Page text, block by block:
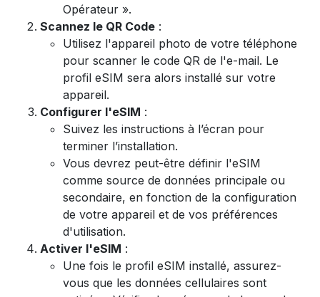
Opérateur ».
Scannez le QR Code :
Utilisez l'appareil photo de votre téléphone
pour scanner le code QR de l'e-mail. Le
profil eSIM sera alors installé sur votre
appareil.
Configurer l'eSIM :
Suivez les instructions à l’écran pour
terminer l’installation.
Vous devrez peut-être définir l'eSIM
comme source de données principale ou
secondaire, en fonction de la configuration
de votre appareil et de vos préférences
d'utilisation.
Activer l'eSIM :
Une fois le profil eSIM installé, assurez-
vous que les données cellulaires sont